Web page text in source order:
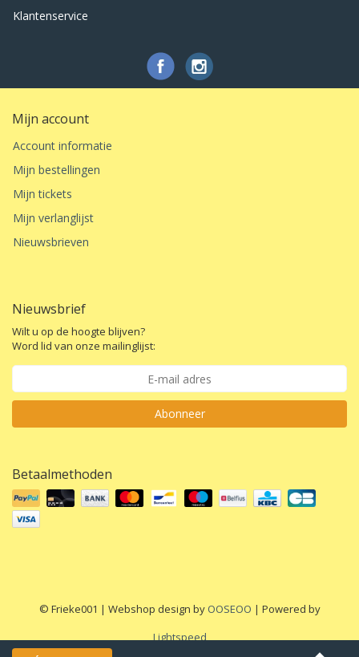
Klantenservice
Mijn account
Account informatie
Mijn bestellingen
Mijn tickets
Mijn verlanglijst
Nieuwsbrieven
Nieuwsbrief
Wilt u op de hoogte blijven?
Word lid van onze mailinglijst:
Abonneer
Betaalmethoden
© Frieke001 | Webshop design by OOSEOO | Powered by
Lightspeed